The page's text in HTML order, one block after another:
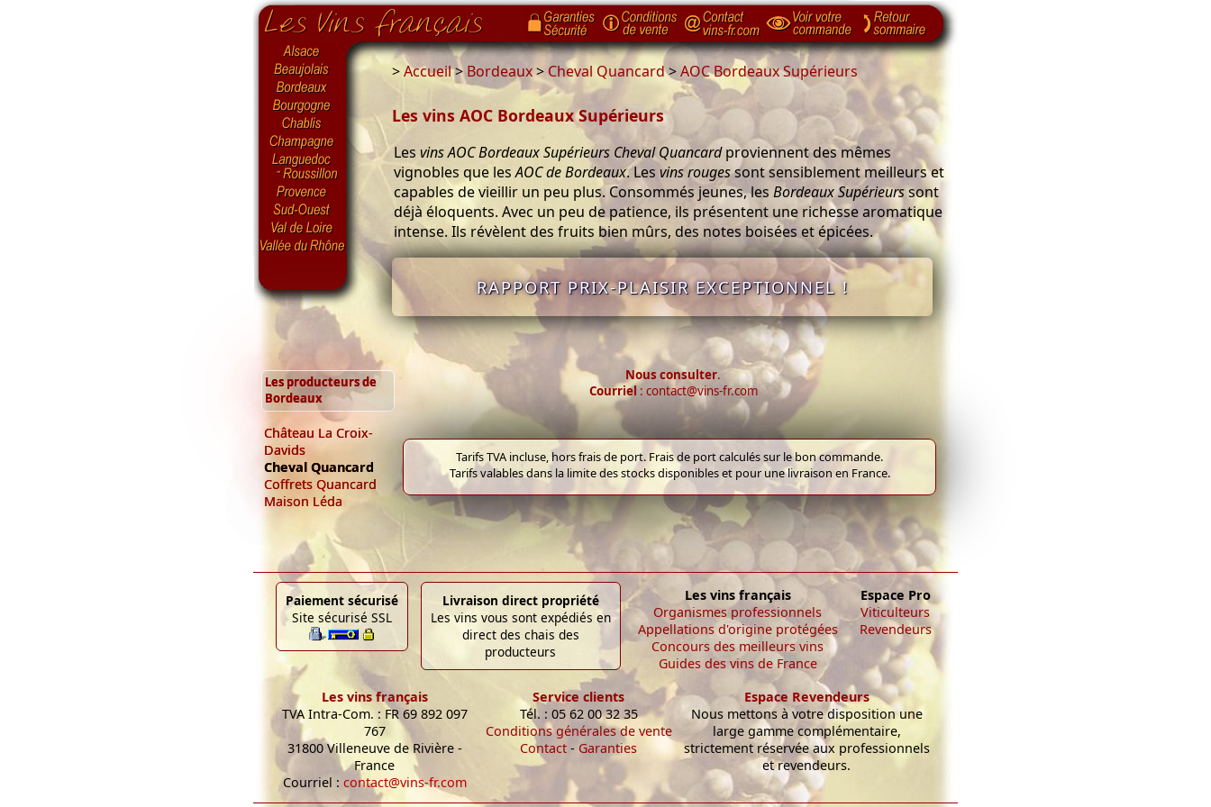
>Accueil>Bordeaux> Cheval Quancard>AOC Bordeaux Supérieurs
Les vins AOC Bordeaux Supérieurs
Les vins AOC Bordeaux Supérieurs Cheval Quancardproviennent des mêmes
vignobles que lesAOC de Bordeaux. Les vins rougessont sensiblement meilleurs et
capables de vieillir un peu plus. Consommés jeunes, les Bordeaux Supérieurssont
déjà éloquents. Avec un peu de patience, ils présentent une richesse aromatique
intense. Ils révèlent des fruits bien mûrs, des notes boisées et épicées.
RAPPORT PRIX-PLAISIR EXCEPTIONNEL !
Les producteurs de
Bordeaux
Château La Croix-
Davids
Cheval Quancard
Coffrets Quancard
Maison Léda
Nous consulter.
Courriel: contact@vins-fr.com
Tarifs TVA incluse, hors frais de port. Frais de port calculés sur le bon commande.
Tarifs valables dans la limite des stocks disponibles et pour une livraison en France.
Paiement sécurisé
Site sécurisé SSL
Livraison direct propriété
Les vins vous sont expédiés en
direct des chais des
producteurs
Les vins français
Organismes professionnels
Appellations d'origine protégées
Concours des meilleurs vins
Guides des vins de France
Espace Pro
Viticulteurs
Revendeurs
Les vins français
TVA Intra-Com. : FR 69 892 097
767
31800 Villeneuve de Rivière -
France
Courriel : contact@vins-fr.com
Service clients
Tél. : 05 62 00 32 35
Conditions générales de vente
Contact - Garanties
Espace Revendeurs
Nous mettons à votre disposition une
large gamme complémentaire,
strictement réservée aux professionnels
et revendeurs.